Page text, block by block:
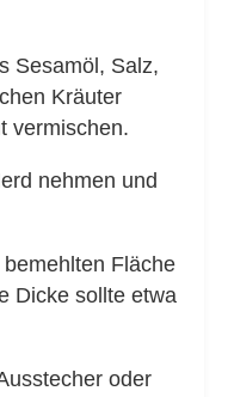
Sesamöl, Salz,
Kräuter
vermischen.
nehmen und
Fläche
Dicke sollte etwa
oder